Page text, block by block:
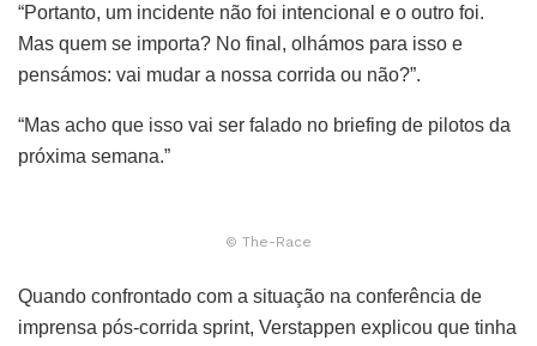
“Portanto, um incidente não foi intencional e o outro foi.
Mas quem se importa? No final, olhámos para isso e
pensámos: vai mudar a nossa corrida ou não?”.
“Mas acho que isso vai ser falado no briefing de pilotos da
próxima semana.”
© The-Race
Quando confrontado com a situação na conferência de
imprensa pós-corrida sprint, Verstappen explicou que tinha